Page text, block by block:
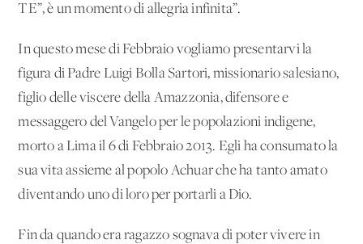
TE”, è un momento di allegria infinita”.
In questo mese di Febbraio vogliamo presentarvi la
figura di Padre Luigi Bolla Sartori, missionario salesiano,
figlio delle viscere della Amazzonia, difensore e
messaggero del Vangelo per le popolazioni indigene,
morto a Lima il 6 di Febbraio 2013. Egli ha consumato la
sua vita assieme al popolo Achuar che ha tanto amato
diventando uno di loro per portarli a Dio.
Fin da quando era ragazzo sognava di poter vivere in